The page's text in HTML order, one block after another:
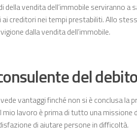
della vendita dell’immobile serviranno
ai creditori nei tempi prestabiliti. Allo
dalla vendita dell’immobile.
del debito
vantaggi finché non si è conclusa
mio lavoro è prima di tutto una
di aiutare persone in difficoltà.